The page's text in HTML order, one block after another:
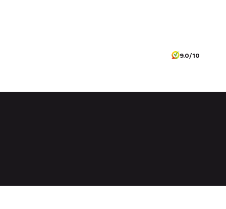
9.0/10